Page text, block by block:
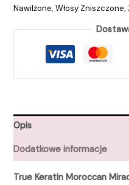
Nawilżone,Włosy Zniszczone,
Opis
Dodatkowe informacje
True Keratin Moroccan